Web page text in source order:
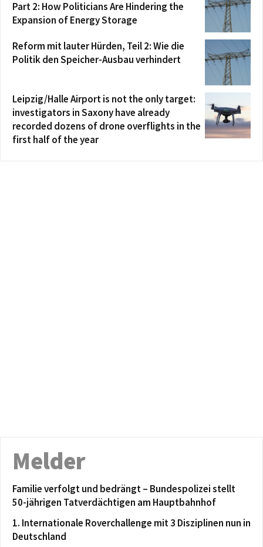
Part 2: How Politicians Are Hindering the
Expansion of Energy Storage
Reform mit lauter Hürden, Teil 2: Wie die
Politik den Speicher-Ausbau verhindert
Leipzig/Halle Airport is not the only target:
investigators in Saxony have already
recorded dozens of drone overflights in the
first half of the year
Melder
Familie verfolgt und bedrängt – Bundespolizei stellt
50-jährigen Tatverdächtigen am Hauptbahnhof
1. Internationale Roverchallenge mit 3 Disziplinen nun in
Deutschland